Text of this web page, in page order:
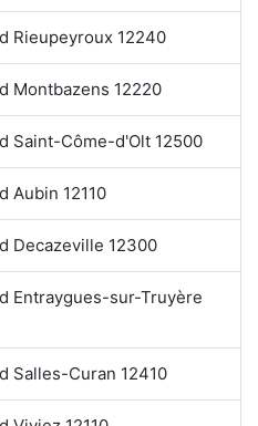
Rieupeyroux 12240
Montbazens 12220
Saint-Côme-d'Olt 12500
Aubin 12110
Decazeville 12300
Entraygues-sur-Truyère
Salles-Curan 12410